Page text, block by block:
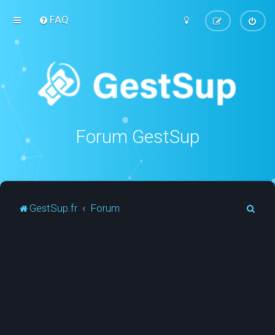
FAQ
Forum GestSup
GestSup.fr Forum